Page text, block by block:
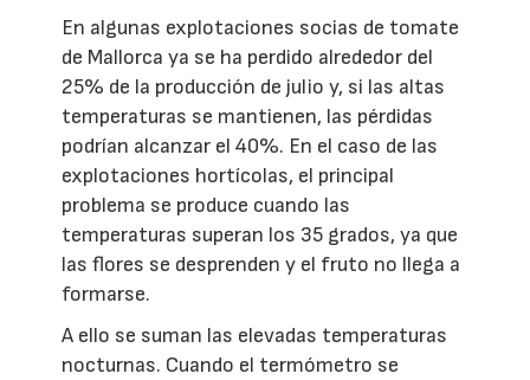
En algunas explotaciones socias de tomate
de Mallorca ya se ha perdido alrededor del
25% de la producción de julio y, si las altas
temperaturas se mantienen, las pérdidas
podrían alcanzar el 40%. En el caso de las
explotaciones hortícolas, el principal
problema se produce cuando las
temperaturas superan los 35 grados, ya que
las flores se desprenden y el fruto no llega a
formarse.
A ello se suman las elevadas temperaturas
nocturnas. Cuando el termómetro se